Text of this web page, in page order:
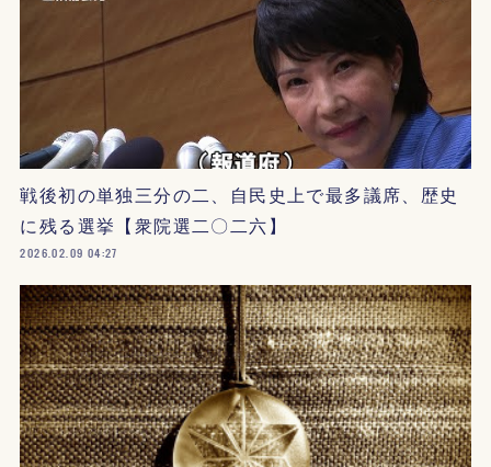
戦後初の単独三分の二、自民史上で最多議席、歴史
に残る選挙【衆院選二〇二六】
2026.02.09 04:27